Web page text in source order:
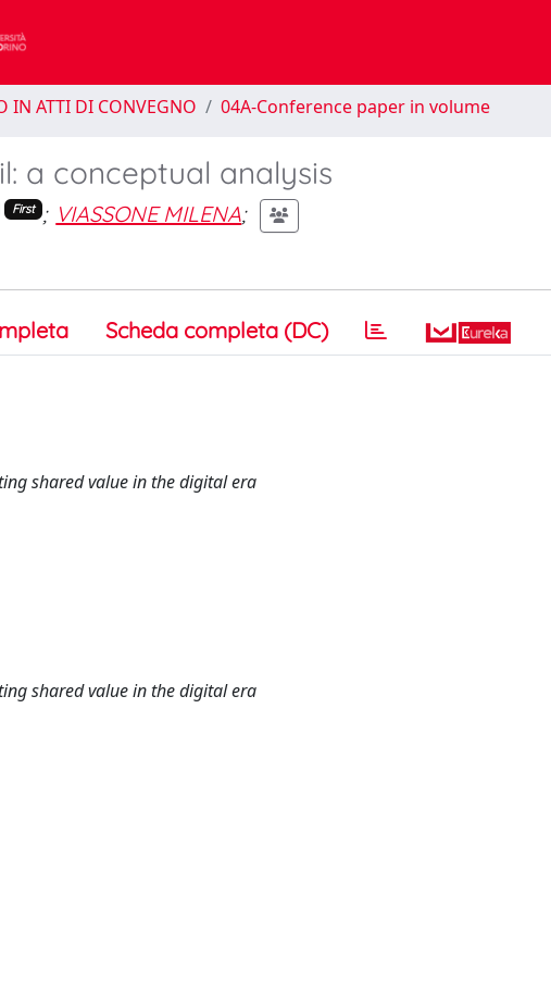
IN ATTI DI CONVEGNO 04A-Conference paper in volume
a conceptual analysis
First ; VIASSONE MILENA;
Scheda completa (DC)
shared value in the digital era
shared value in the digital era